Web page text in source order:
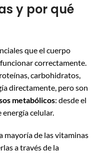
y por qué
que el cuerpo
correctamente.
carbohidratos,
directamente, pero son
metabólicos: desde el
celular.
mayoría de las vitaminas
a través de la